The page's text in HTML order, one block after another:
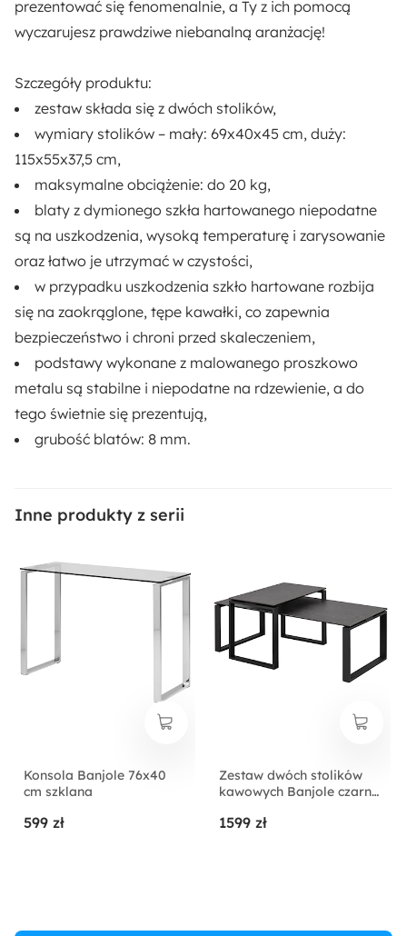
prezentować się fenomenalnie, a Ty z ich pomocą
wyczarujesz prawdziwe niebanalną aranżację!
Szczegóły produktu:
zestaw składa się z dwóch stolików,
wymiary stolików – mały: 69x40x45 cm, duży:
115x55x37,5 cm,
maksymalne obciążenie: do 20 kg,
blaty z dymionego szkła hartowanego niepodatne
są na uszkodzenia, wysoką temperaturę i zarysowanie
oraz łatwo je utrzymać w czystości,
w przypadku uszkodzenia szkło hartowane rozbija
się na zaokrąglone, tępe kawałki, co zapewnia
bezpieczeństwo i chroni przed skaleczeniem,
podstawy wykonane z malowanego proszkowo
metalu są stabilne i niepodatne na rdzewienie, a do
tego świetnie się prezentują,
grubość blatów: 8 mm.
Inne produkty z serii
Konsola Banjole 76x40
cm szklana
599 zł
Zestaw dwóch stolików
kawowych Banjole czarna
1599 zł